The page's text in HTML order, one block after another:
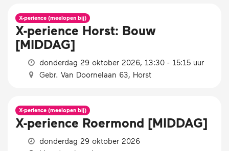
X-perience (meelopen bij)
X-perience Horst: Bouw
[MIDDAG]
donderdag 29 oktober 2026, 13:30 - 15:15 uur
Gebr. Van Doornelaan 63, Horst
X-perience (meelopen bij)
X-perience Roermond [MIDDAG]
donderdag 29 oktober 2026